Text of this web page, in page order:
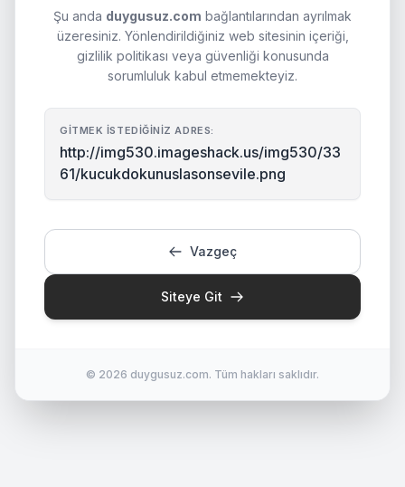
Şu anda duygusuz.com bağlantılarından ayrılmak
üzeresiniz. Yönlendirildiğiniz web sitesinin içeriği,
gizlilik politikası veya güvenliği konusunda
sorumluluk kabul etmemekteyiz.
GITMEK İSTEDIĞINIZ ADRES:
http://img530.imageshack.us/img530/33
61/kucukdokunuslasonsevile.png
Vazgeç
Siteye Git
© 2026 duygusuz.com. Tüm hakları saklıdır.